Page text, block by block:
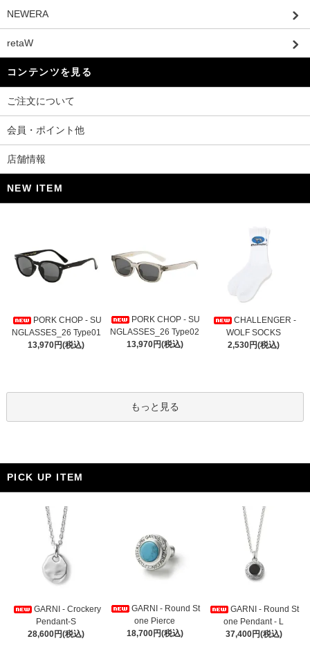
NEWERA
retaW
コンテンツを見る
ご注文について
会員・ポイント他
店舗情報
NEW ITEM
PORK CHOP - SU
NGLASSES_26 Type01
13,970円(税込)
PORK CHOP - SU
NGLASSES_26 Type02
13,970円(税込)
CHALLENGER -
WOLF SOCKS
2,530円(税込)
もっと見る
PICK UP ITEM
GARNI - Crockery
Pendant-S
28,600円(税込)
GARNI - Round St
one Pierce
18,700円(税込)
GARNI - Round St
one Pendant - L
37,400円(税込)